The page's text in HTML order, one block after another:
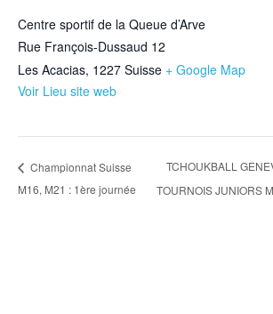
Centre sportif de la Queue d’Arve
Rue François-Dussaud 12
Les Acacias, 1227 Suisse + Google Map
Voir Lieu site web
Championnat Suisse
M16, M21 : 1ère journée
TCHOUKBALL
TOURNOIS JUNIORS